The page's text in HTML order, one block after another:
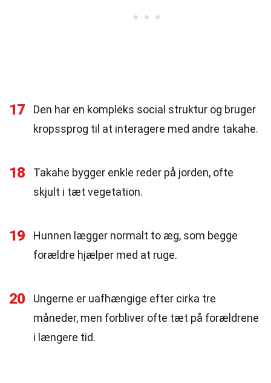
17
Den har en kompleks social struktur og bruger
kropssprog til at interagere med andre takahe.
18
Takahe bygger enkle reder på jorden, ofte
skjult i tæt vegetation.
19
Hunnen lægger normalt to æg, som begge
forældre hjælper med at ruge.
20
Ungerne er uafhængige efter cirka tre
måneder, men forbliver ofte tæt på forældrene
i længere tid.